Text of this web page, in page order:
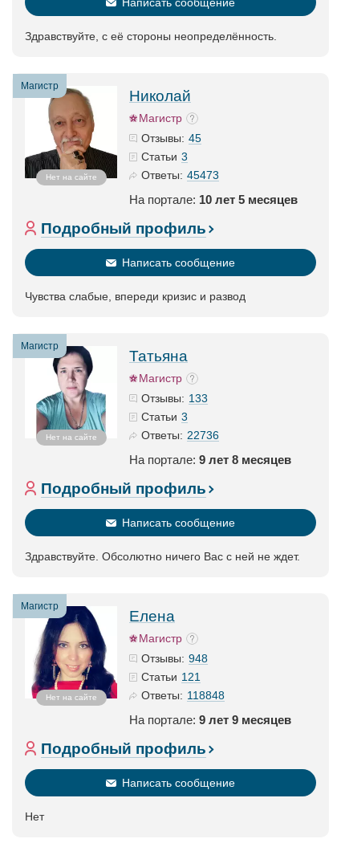
Здравствуйте, с её стороны неопределённость.
Магистр
Нет на сайте
Николай
Магистр
Отзывы: 45
Статьи 3
Ответы: 45473
На портале: 10 лет 5 месяцев
Подробный профиль
Написать сообщение
Чувства слабые, впереди кризис и развод
Магистр
Нет на сайте
Татьяна
Магистр
Отзывы: 133
Статьи 3
Ответы: 22736
На портале: 9 лет 8 месяцев
Подробный профиль
Написать сообщение
Здравствуйте. Обсолютно ничего Вас с ней не ждет.
Магистр
Нет на сайте
Елена
Магистр
Отзывы: 948
Статьи 121
Ответы: 118848
На портале: 9 лет 9 месяцев
Подробный профиль
Написать сообщение
Нет